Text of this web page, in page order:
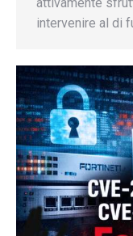
intervenire al di